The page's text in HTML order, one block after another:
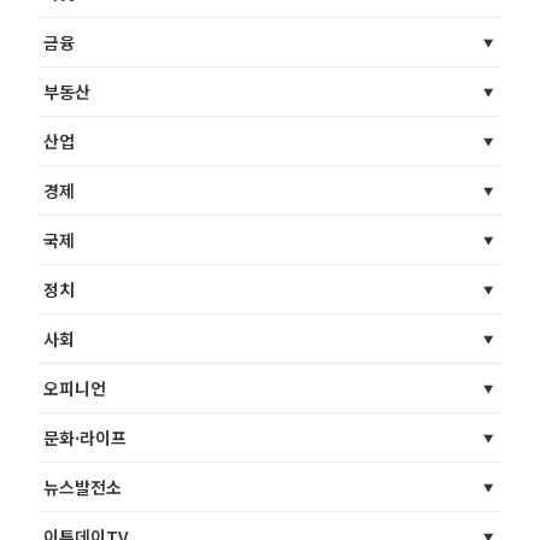
금융
부동산
산업
경제
국제
정치
사회
오피니언
문화·라이프
뉴스발전소